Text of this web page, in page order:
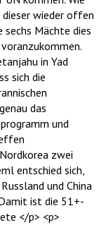
wieder offen
sechs Mächte dies
in Yad
sich die
das
und
zwei
entschied sich,
und China
ist die 51+-
</p> <p>